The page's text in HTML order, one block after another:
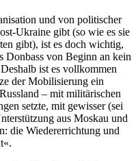
und von politischer
Ukraine gibt (so wie es sie
gibt), ist es doch wichtig,
Donbass von Beginn an kein
ist es vollkommen
der Mobilisierung ein
– mit militärischen
setzte, mit gewisser (sei
aus Moskau und
die Wiedererrichtung und